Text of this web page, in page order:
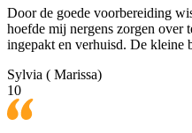
Door de goede voorbereiding
hoefde mij nergens zorgen over
ingepakt en verhuisd. De kleine
Sylvia ( Marissa)
10